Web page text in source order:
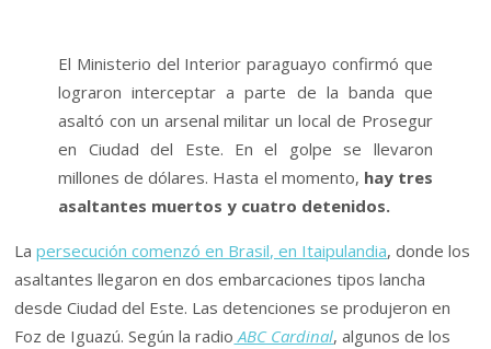
El Ministerio del Interior paraguayo confirmó que
lograron interceptar a parte de la banda que
asaltó con un arsenal militar un local de Prosegur
en Ciudad del Este. En el golpe se llevaron
millones de dólares. Hasta el momento, hay tres
asaltantes muertos y cuatro detenidos.
Lapersecución comenzó en Brasil, en Itaipulandia, donde los
asaltantes llegaron en dos embarcaciones tipos lancha
desde Ciudad del Este. Las detenciones se produjeron en
Foz de Iguazú. Según la radio ABC Cardinal, algunos de los